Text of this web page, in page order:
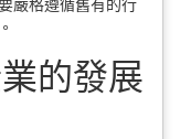
嚴格遵循舊有的行
的發展